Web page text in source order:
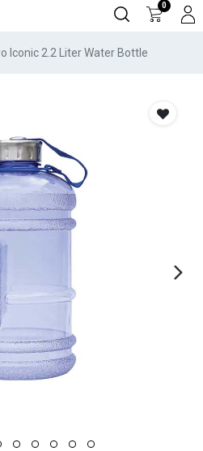
0
Iconic 2.2 Liter Water Bottle